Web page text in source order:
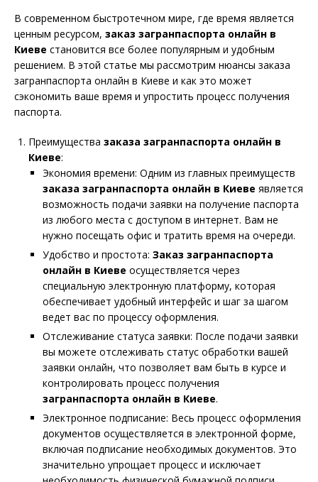
В современном быстротечном мире, где время является
ценным ресурсом, заказ загранпаспорта онлайн в
Киеве становится все более популярным и удобным
решением. В этой статье мы рассмотрим нюансы заказа
загранпаспорта онлайн в Киеве и как это может
сэкономить ваше время и упростить процесс получения
паспорта.
Преимущества заказа загранпаспорта онлайн в
Киеве:
Экономия времени: Одним из главных преимуществ
заказа загранпаспорта онлайн в Киеве является
возможность подачи заявки на получение паспорта
из любого места с доступом в интернет. Вам не
нужно посещать офис и тратить время на очереди.
Удобство и простота: Заказ загранпаспорта
онлайн в Киеве осуществляется через
специальную электронную платформу, которая
обеспечивает удобный интерфейс и шаг за шагом
ведет вас по процессу оформления.
Отслеживание статуса заявки: После подачи заявки
вы можете отслеживать статус обработки вашей
заявки онлайн, что позволяет вам быть в курсе и
контролировать процесс получения
загранпаспорта онлайн в Киеве.
Электронное подписание: Весь процесс оформления
документов осуществляется в электронной форме,
включая подписание необходимых документов. Это
значительно упрощает процесс и исключает